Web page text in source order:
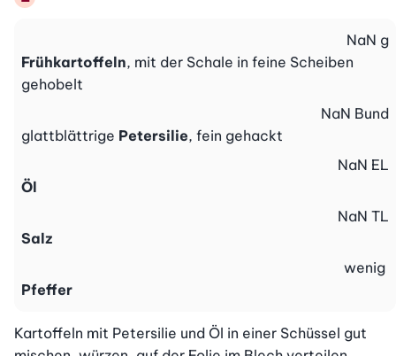
Frühkartoffeln, mit der Schale in feine Scheiben
gehobelt
NaN g
glattblättrige Petersilie, fein gehackt
NaN Bund
Öl
NaN EL
Salz
NaN TL
Pfeffer
wenig
Kartoffeln mit Petersilie und Öl in einer Schüssel gut